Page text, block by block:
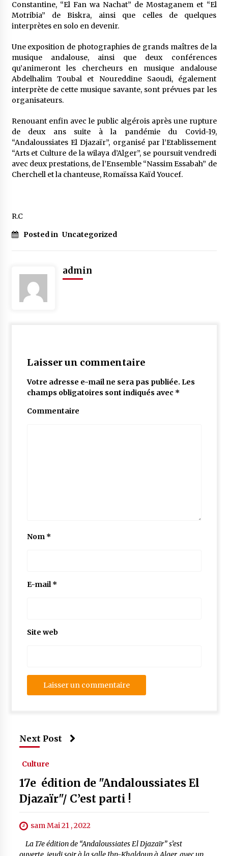
Constantine, “El Fan wa Nachat” de Mostaganem et “El
Motribia” de Biskra, ainsi que celles de quelques
interprètes en solo en devenir.
Une exposition de photographies de grands maîtres de la
musique andalouse, ainsi que deux conférences
qu’animeront les chercheurs en musique andalouse
Abdelhalim Toubal et Noureddine Saoudi, également
interprète de cette musique savante, sont prévues par les
organisateurs.
Renouant enfin avec le public algérois après une rupture
de deux ans suite à la pandémie du Covid-19,
“Andaloussiates El Djazaïr”, organisé par l’Etablissement
“Arts et Culture de la wilaya d’Alger”, se poursuit vendredi
avec deux prestations, de l’Ensemble “Nassim Essabah” de
Cherchell et la chanteuse, Romaïssa Kaïd Youcef.
R.C
Posted in Uncategorized
admin
Laisser un commentaire
Votre adresse e-mail ne sera pas publiée. Les
champs obligatoires sont indiqués avec *
Commentaire
Nom *
E-mail*
Site web
Next Post
Culture
17e édition de "Andaloussiates El
Djazaïr"/ C’est parti !
sam Mai 21 , 2022
La 17e édition de “Andaloussiates El Djazaïr” s’est